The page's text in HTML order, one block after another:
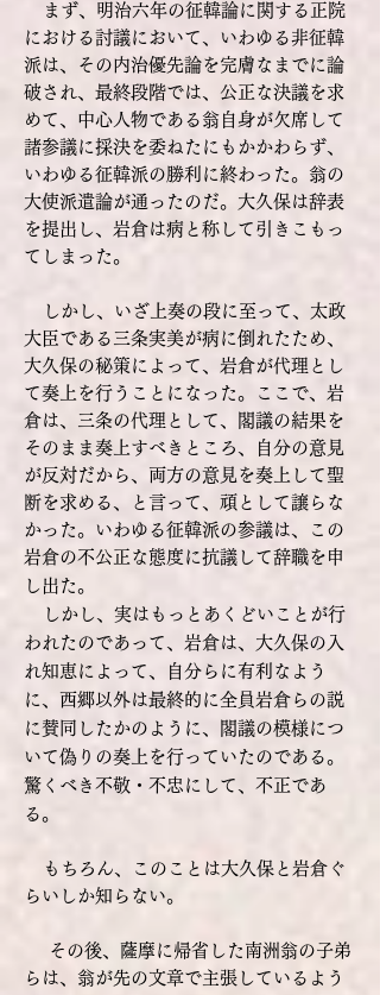
まず、明治六年の征韓論に関する正院
における討議において、いわゆる非征韓
派は、その内治優先論を完膚なまでに論
破され、最終段階では、公正な決議を求
めて、中心人物である翁自身が欠席して
諸参議に採決を委ねたにもかかわらず、
いわゆる征韓派の勝利に終わった。翁の
大使派遣論が通ったのだ。大久保は辞表
を提出し、岩倉は病と称して引きこもっ
てしまった。
しかし、いざ上奏の段に至って、太政
大臣である三条実美が病に倒れたため、
大久保の秘策によって、岩倉が代理とし
て奏上を行うことになった。ここで、岩
倉は、三条の代理として、閣議の結果を
そのまま奏上すべきところ、自分の意見
が反対だから、両方の意見を奏上して聖
断を求める、と言って、頑として譲らな
かった。いわゆる征韓派の参議は、この
岩倉の不公正な態度に抗議して辞職を申
し出た。
しかし、実はもっとあくどいことが行
われたのであって、岩倉は、大久保の入
れ知恵によって、自分らに有利なよう
に、西郷以外は最終的に全員岩倉らの説
に賛同したかのように、閣議の模様につ
いて偽りの奏上を行っていたのである。
驚くべき不敬・不忠にして、不正であ
る。
もちろん、このことは大久保と岩倉ぐ
らいしか知らない。
その後、薩摩に帰省した南洲翁の子弟
らは、翁が先の文章で主張しているよう